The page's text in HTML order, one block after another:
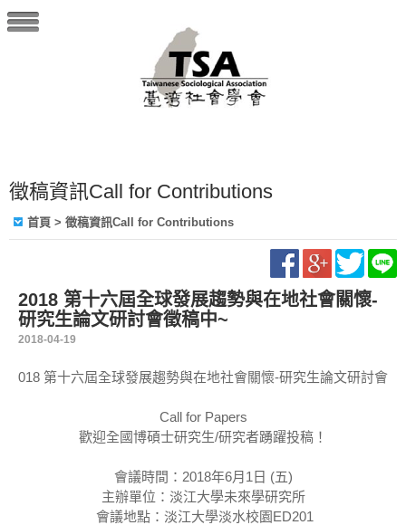
徵稿資訊Call for Contributions
首頁 > 徵稿資訊Call for Contributions
2018 第十六屆全球發展趨勢與在地社會關懷-
研究生論文研討會徵稿中~
2018-04-19
018 第十六屆全球發展趨勢與在地社會關懷-研究生論文研討會
Call for Papers
歡迎全國博碩士研究生/研究者踴躍投稿！
會議時間：2018年6月1日 (五)
主辦單位：淡江大學未來學研究所
會議地點：淡江大學淡水校園ED201